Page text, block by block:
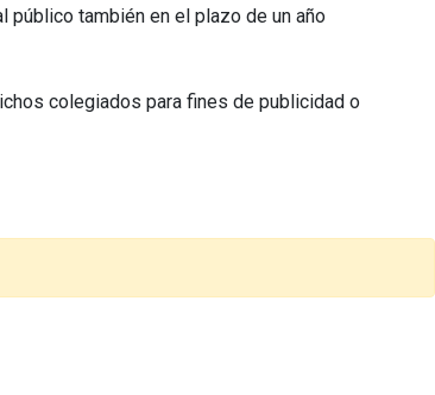
también en el plazo de un año
colegiados para fines de publicidad o